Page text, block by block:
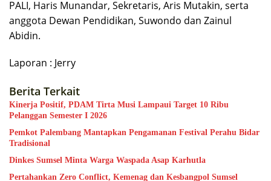
PALI, Haris Munandar, Sekretaris, Aris Mutakin, serta
anggota Dewan Pendidikan, Suwondo dan Zainul
Abidin.
Laporan : Jerry
Berita Terkait
Kinerja Positif, PDAM Tirta Musi Lampaui Target 10 Ribu
Pelanggan Semester I 2026
Pemkot Palembang Mantapkan Pengamanan Festival Perahu Bidar
Tradisional
Dinkes Sumsel Minta Warga Waspada Asap Karhutla
Pertahankan Zero Conflict, Kemenag dan Kesbangpol Sumsel